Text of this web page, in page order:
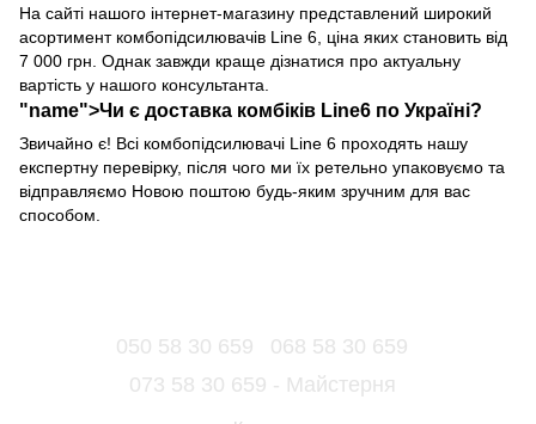
На сайті нашого інтернет-магазину представлений широкий
асортимент комбопідсилювачів Line 6, ціна яких становить від
7 000 грн. Однак завжди краще дізнатися про актуальну
вартість у нашого консультанта.
"name">Чи є доставка комбіків Line6 по Україні?
Звичайно є! Всі комбопідсилювачі Line 6 проходять нашу
експертну перевірку, після чого ми їх ретельно упаковуємо та
відправляємо Новою поштою будь-яким зручним для вас
способом.
050 58 30 659
068 58 30 659
073 58 30 659 - Майстерня